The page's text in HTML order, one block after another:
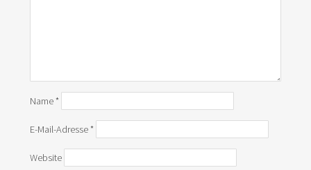
Name*
E-Mail-Adresse*
Website